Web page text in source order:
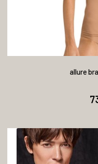
allure